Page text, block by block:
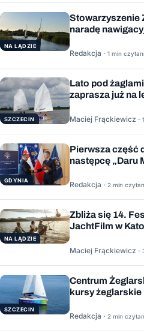
NA LĄDZIE
Stowarzyszenie
naradę
Redakcja · 1 min
SZCZECIN
Lato pod
zaprasza już na
Maciej Frąckiewicz ·
GDYNIA
Pierwsza część
następcę „Daru
Redakcja · 2 min
NA LĄDZIE
Zbliża się 14.
JachtFilm w
Maciej Frąckiewicz ·
SZCZECIN
Centrum
kursy
Redakcja · 2 min